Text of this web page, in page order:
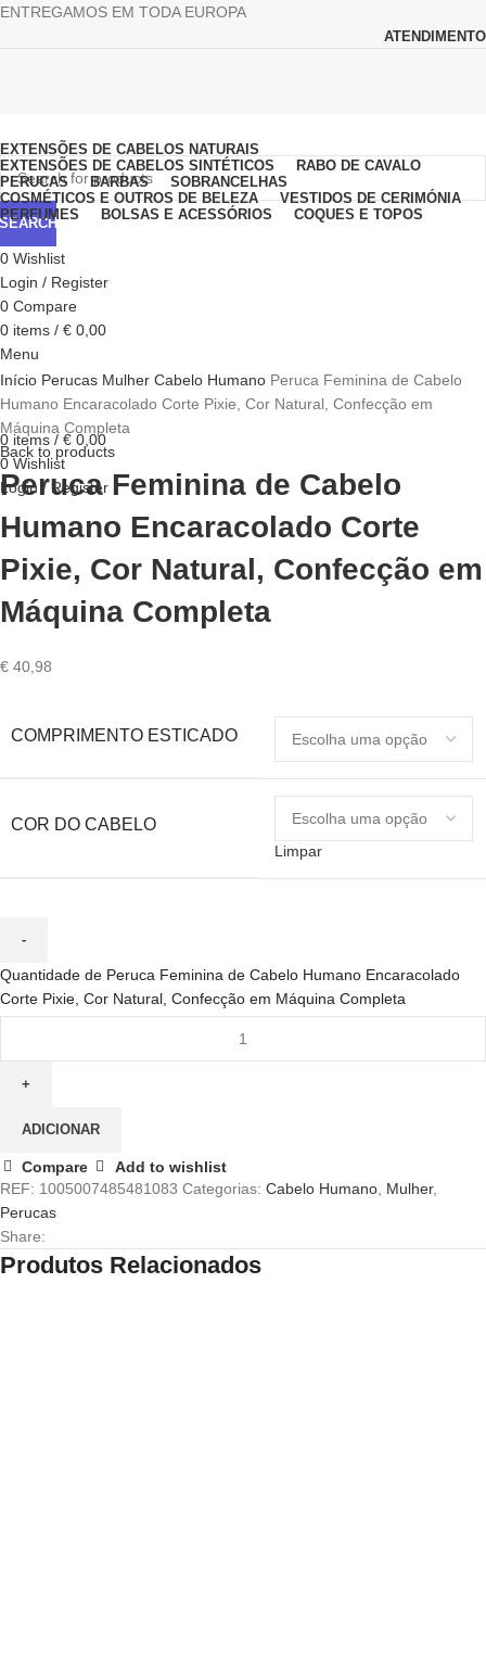
ENTREGAMOS EM TODA EUROPA
ATENDIMENTO
SEARCH
0 Wishlist
Login / Register
0 Compare
0 items / € 0,00
Menu
0 items / € 0,00
0 Wishlist
Login / Register
EXTENSÕES DE CABELOS NATURAIS
EXTENSÕES DE CABELOS SINTÉTICOS
RABO DE CAVALO
PERUCAS
BARBAS
SOBRANCELHAS
COSMÉTICOS E OUTROS DE BELEZA
VESTIDOS DE CERIMÓNIA
PERFUMES
BOLSAS E ACESSÓRIOS COQUES E TOPOS
Click to enlarge
Início Perucas Mulher Cabelo Humano Peruca Feminina de Cabelo
Humano Encaracolado Corte Pixie, Cor Natural, Confecção em
Máquina Completa
Back to products
Peruca Feminina de Cabelo
Humano Encaracolado Corte
Pixie, Cor Natural, Confecção em
Máquina Completa
€ 40,98
COMPRIMENTO ESTICADO
COR DO CABELO
Limpar
Quantidade de Peruca Feminina de Cabelo Humano Encaracolado
Corte Pixie, Cor Natural, Confecção em Máquina Completa
ADICIONAR
Compare
Add to wishlist
REF: 1005007485481083 Categorias: Cabelo Humano, Mulher,
Perucas
Share:
Produtos Relacionados